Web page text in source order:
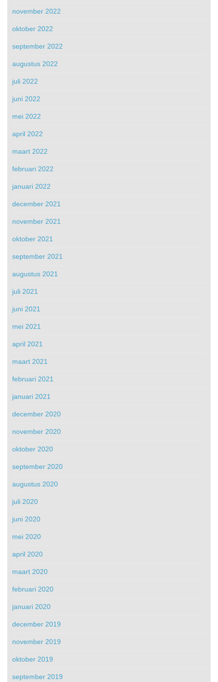
november 2022
oktober 2022
september 2022
augustus 2022
juli 2022
juni 2022
mei 2022
april 2022
maart 2022
februari 2022
januari 2022
december 2021
november 2021
oktober 2021
september 2021
augustus 2021
juli 2021
juni 2021
mei 2021
april 2021
maart 2021
februari 2021
januari 2021
december 2020
november 2020
oktober 2020
september 2020
augustus 2020
juli 2020
juni 2020
mei 2020
april 2020
maart 2020
februari 2020
januari 2020
december 2019
november 2019
oktober 2019
september 2019